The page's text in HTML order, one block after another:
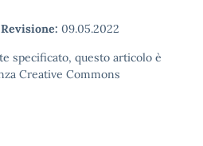
Revisione: 09.05.2022
specificato, questo articolo è
Creative Commons